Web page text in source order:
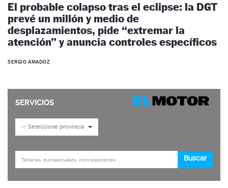
El probable colapso tras el eclipse: la DGT
prevé un millón y medio de
desplazamientos, pide “extremar la
atención” y anuncia controles específicos
SERGIO AMADOZ